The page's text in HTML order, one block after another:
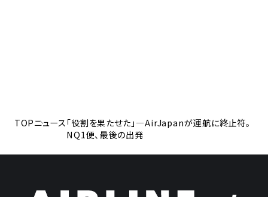
TOPニュース「役割を果たせた」―AirJapanが運航に終止符。
NQ1便、最後の出発